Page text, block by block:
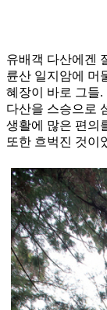
유배객 다산에겐
륜산 일지암에 머
혜장이 바로 그들.
다산을 스승으로
생활에 많은 편의
또한 흐벅진 것이